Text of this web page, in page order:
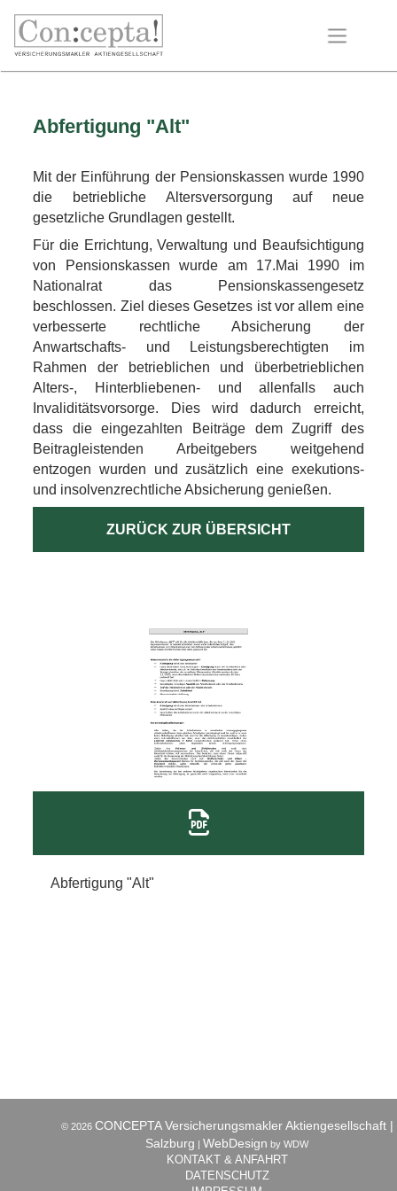
Abfertigung "Alt"
Mit der Einführung der Pensionskassen wurde 1990
die betriebliche Altersversorgung auf neue
gesetzliche Grundlagen gestellt.
Für die Errichtung, Verwaltung und Beaufsichtigung
von Pensionskassen wurde am 17.Mai 1990 im
Nationalrat das Pensionskassengesetz
beschlossen. Ziel dieses Gesetzes ist vor allem eine
verbesserte rechtliche Absicherung der
Anwartschafts- und Leistungsberechtigten im
Rahmen der betrieblichen und überbetrieblichen
Alters-, Hinterbliebenen- und allenfalls auch
Invaliditätsvorsorge. Dies wird dadurch erreicht,
dass die eingezahlten Beiträge dem Zugriff des
Beitragleistenden Arbeitgebers weitgehend
entzogen wurden und zusätzlich eine exekutions-
und insolvenzrechtliche Absicherung genießen.
ZURÜCK ZUR ÜBERSICHT
Abfertigung "Alt"
© 2026 CONCEPTA Versicherungsmakler Aktiengesellschaft |
Salzburg | WebDesign by WDW
KONTAKT & ANFAHRT
DATENSCHUTZ